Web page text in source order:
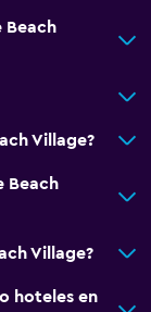
Beach
Village?
Beach
Village?
hoteles en